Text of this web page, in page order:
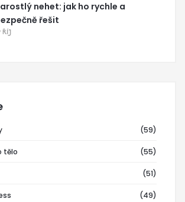
nehet: jak ho rychle a
řešit
ŘÍJ
(59)
tělo (55)
(51)
(49)